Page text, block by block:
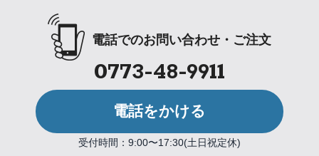
電話でのお問い合わせ・ご注文
0773-48-9911
電話をかける
受付時間：9:00〜17:30(土日祝定休)